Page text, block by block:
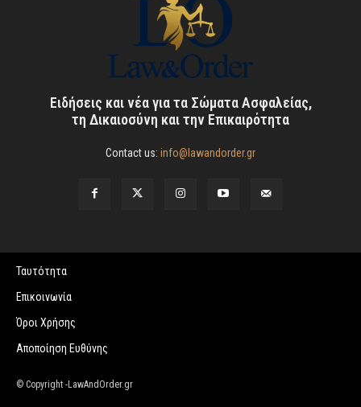
Ειδήσεις και νέα για τα Σώματα Ασφαλείας,
τη Δικαιοσύνη και την Επικαιρότητα
Contact us: info@lawandorder.gr
Ταυτότητα
Επικοινωνία
Όροι Χρήσης
Αποποίηση Ευθύνης
© Copyright -LawAndOrder.gr